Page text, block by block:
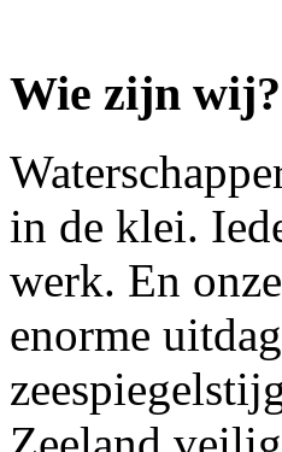
Wie zijn wij?
in de klei.
werk. En
enorme